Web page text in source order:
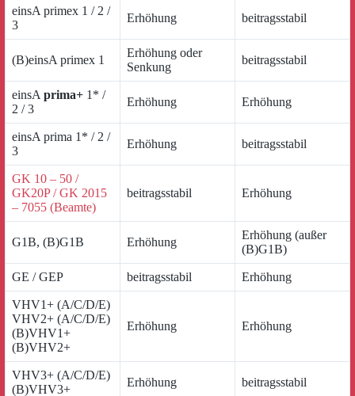
einsA primex 1 / 2 /
3
Erhöhung beitragsstabil
(B)einsA primex 1
Erhöhung oder
Senkung
beitragsstabil
einsA prima+ 1* /
2 / 3
Erhöhung Erhöhung
einsA prima 1* / 2 /
3
Erhöhung beitragsstabil
GK 10 – 50 /
GK20P / GK 2015
– 7055 (Beamte)
beitragsstabil Erhöhung
G1B, (B)G1B Erhöhung
Erhöhung (außer
(B)G1B)
GE / GEP beitragsstabil Erhöhung
VHV1+ (A/C/D/E)
VHV2+ (A/C/D/E)
(B)VHV1+
(B)VHV2+
Erhöhung Erhöhung
VHV3+ (A/C/D/E)
(B)VHV3+
Erhöhung beitragsstabil